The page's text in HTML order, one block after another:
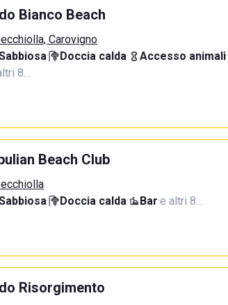
Bianco Beach
Carovigno
· Doccia calda· Accesso animali·
8…
Beach Club
· Doccia calda· Bar·e altri 8…
Risorgimento